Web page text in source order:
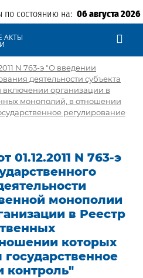
по состоянию на: 06 августа 2026
АКТЫ
N 763-э "О введении
деятельности субъекта
включении организации в
монополий, в отношении
регулирование
N 763-э
монополии
в Реестр
которых
контроль"